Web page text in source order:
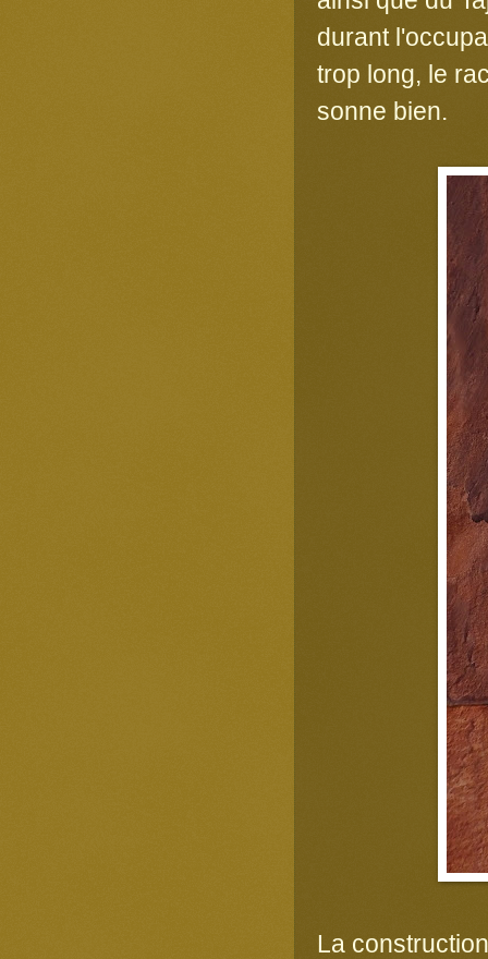
durant
trop long, le
sonne bien.
La